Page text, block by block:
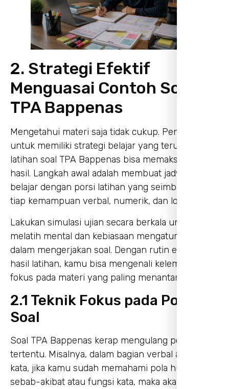
2. Strategi Efektif
Menguasai Contoh Soal
TPA Bappenas
Mengetahui materi saja tidak cukup. Penting
untuk memiliki strategi belajar yang terukur agar
latihan soal TPA Bappenas bisa memaksimalkan
hasil. Langkah awal adalah membuat jadwal
belajar dengan porsi latihan yang seimbang untuk
tiap kemampuan verbal, numerik, dan logika.
Lakukan simulasi ujian secara berkala untuk
melatih mental dan kebiasaan mengatur waktu
dalam mengerjakan soal. Dengan rutin evaluasi
hasil latihan, kamu bisa mengenali kelemahan dan
fokus pada materi yang paling menantang.
2.1 Teknik Fokus pada Pola
Soal
Soal TPA Bappenas kerap mengulang pola
tertentu. Misalnya, dalam bagian verbal analogi
kata, jika kamu sudah memahami pola hubungan
sebab-akibat atau fungsi kata, maka akan lebih